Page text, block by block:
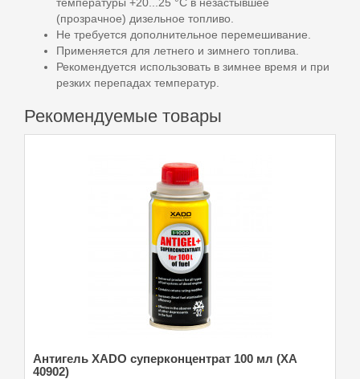
(прозрачное) дизельное топливо.
Не требуется дополнительное перемешивание.
Применяется для летнего и зимнего топлива.
Рекомендуется использовать в зимнее время и при
резких перепадах температур.
Рекомендуемые товары
Антигель XADO суперконцентрат 100 мл (XA
40902)